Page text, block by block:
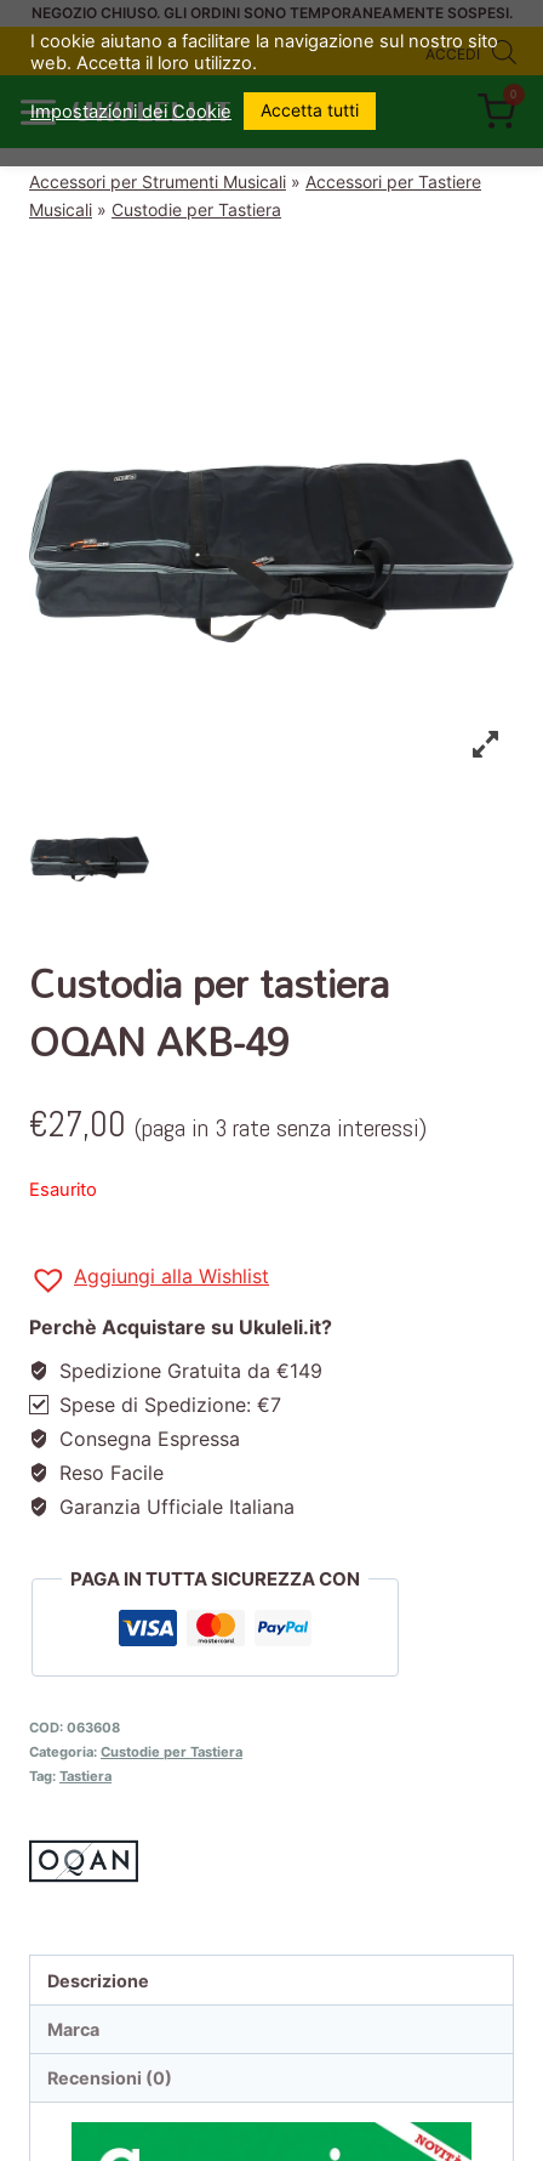
SaltaNEGOZIO CHIUSO. GLI ORDINI SONO TEMPORANEAMENTE SOSPESI.
ACCEDI
UKULELI.IT
0
Accessori per Strumenti Musicali » Accessori per Tastiere
Musicali » Custodie per Tastiera
Custodia per tastiera
OQAN AKB-49
€27,00 (paga in 3 rate senza interessi)
Esaurito
Aggiungi alla Wishlist
Perchè Acquistare su Ukuleli.it?
Spedizione Gratuita da €149
Spese di Spedizione: €7
Consegna Espressa
Reso Facile
Garanzia Ufficiale Italiana
PAGA IN TUTTA SICUREZZA CON
COD: 063608
Categoria: Custodie per Tastiera
Tag: Tastiera
Descrizione
Marca
Recensioni (0)
I cookie aiutano a facilitare la navigazione sul nostro sito
web. Accetta il loro utilizzo.
Impostazioni dei Cookie Accetta tutti